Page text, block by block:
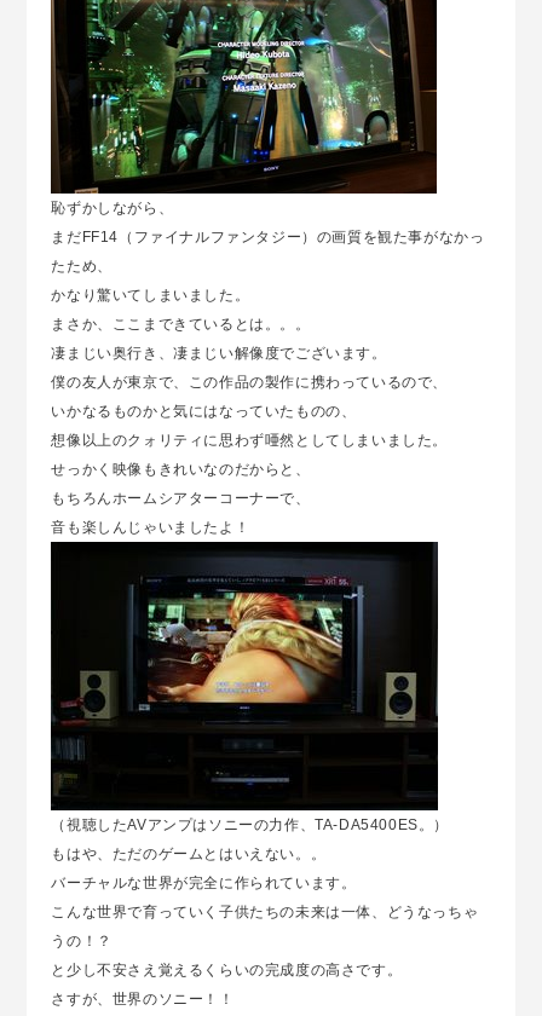
恥ずかしながら、
まだFF14（ファイナルファンタジー）の画質を観た事がなかっ
たため、
かなり驚いてしまいました。
まさか、ここまできているとは。。。
凄まじい奥行き、凄まじい解像度でございます。
僕の友人が東京で、この作品の製作に携わっているので、
いかなるものかと気にはなっていたものの、
想像以上のクォリティに思わず唖然としてしまいました。
せっかく映像もきれいなのだからと、
もちろんホームシアターコーナーで、
音も楽しんじゃいましたよ！
（視聴したAVアンプはソニーの力作、TA-DA5400ES。）
もはや、ただのゲームとはいえない。。
バーチャルな世界が完全に作られています。
こんな世界で育っていく子供たちの未来は一体、どうなっちゃ
うの！？
と少し不安さえ覚えるくらいの完成度の高さです。
さすが、世界のソニー！！